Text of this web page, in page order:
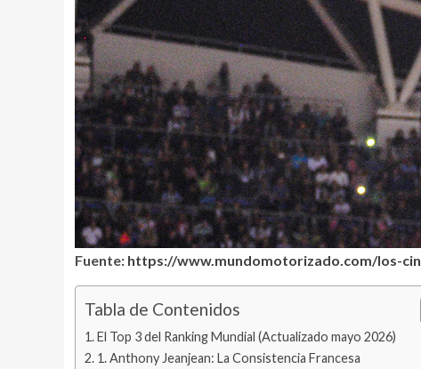
Fuente: https://www.mundomotorizado.com/los-
Tabla de Contenidos
El Top 3 del Ranking Mundial (Actualizado mayo 2026)
1. Anthony Jeanjean: La Consistencia Francesa